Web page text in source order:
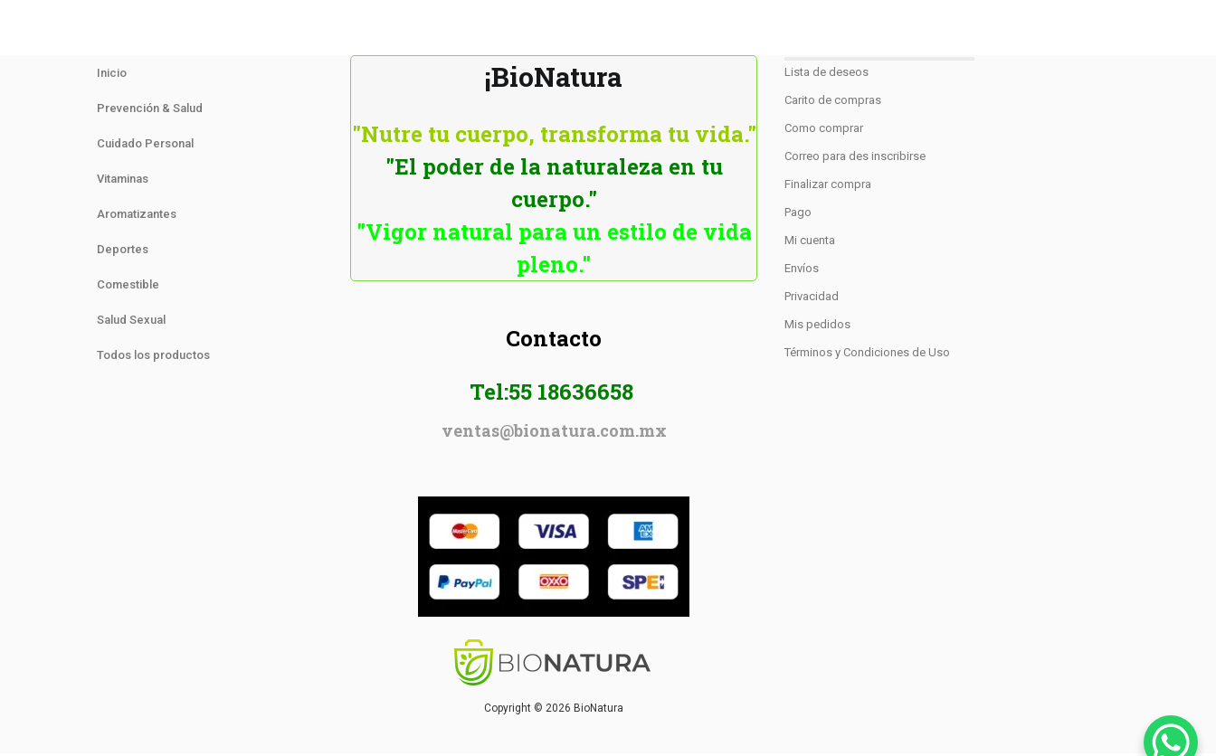
Inicio
Prevención & Salud
Cuidado Personal
Vitaminas
Aromatizantes
Deportes
Comestible
Salud Sexual
Todos los productos
¡BioNatura
"Nutre tu cuerpo, transforma tu vida."
"El poder de la naturaleza en tu
cuerpo."
"Vigor natural para un estilo de vida
pleno."
Contacto
Tel:55 18636658
ventas@bionatura.com.mx
Copyright © 2026 BioNatura
Lista de deseos
Carito de compras
Como comprar
Correo para des inscribirse
Finalizar compra
Pago
Mi cuenta
Envíos
Privacidad
Mis pedidos
Términos y Condiciones de Uso